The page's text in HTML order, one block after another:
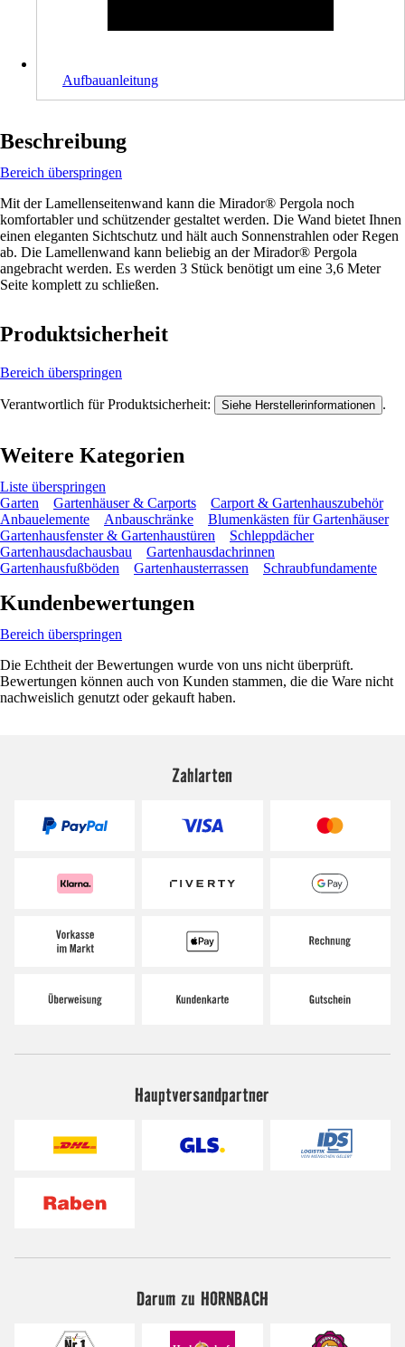
Aufbauanleitung
Beschreibung
Bereich überspringen
Mit der Lamellenseitenwand kann die Mirador® Pergola noch
komfortabler und schützender gestaltet werden. Die Wand bietet Ihnen
einen eleganten Sichtschutz und hält auch Sonnenstrahlen oder Regen
ab. Die Lamellenwand kann beliebig an der Mirador® Pergola
angebracht werden. Es werden 3 Stück benötigt um eine 3,6 Meter
Seite komplett zu schließen.
Produktsicherheit
Bereich überspringen
Verantwortlich für Produktsicherheit: Siehe Herstellerinformationen .
Weitere Kategorien
Liste überspringen
Garten
Gartenhäuser & Carports
Carport & Gartenhauszubehör
Anbauelemente
Anbauschränke
Blumenkästen für Gartenhäuser
Gartenhausfenster & Gartenhaustüren
Schleppdächer
Gartenhausdachausbau
Gartenhausdachrinnen
Gartenhausfußböden
Gartenhausterrassen Schraubfundamente
Kundenbewertungen
Bereich überspringen
Die Echtheit der Bewertungen wurde von uns nicht überprüft.
Bewertungen können auch von Kunden stammen, die die Ware nicht
nachweislich genutzt oder gekauft haben.
Zahlarten
Hauptversandpartner
Darum zu HORNBACH